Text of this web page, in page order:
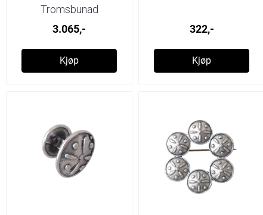
Tromsbunad
3.065,-
Kjøp
322,-
Kjøp